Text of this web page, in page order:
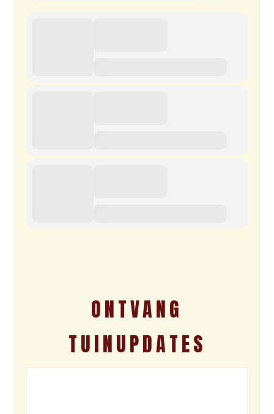
ONTVANG
TUINUPDATES